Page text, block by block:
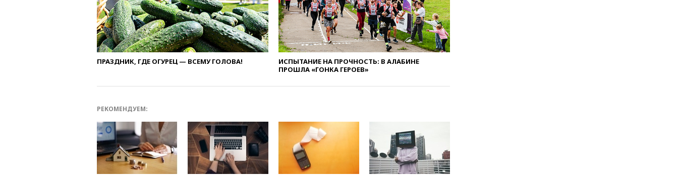
вчера, 20:35ПВО за 12 часов
сбила 200 украинских
беспилотников
вчера, 20:20Третий комплект
золотых медалей выиграли на
вчера, 20:15
снова отключилось
электричество
вчера, 20:00
Зеленский связал
дефицит ракет с попыткой
Запада принудить Киев к
ПРАЗДНИК, ГДЕ ОГУРЕЦ — ВСЕМУ ГОЛОВА!
ИСПЫТАНИЕ НА ПРОЧНОСТЬ: В АЛАБИНЕ
ПРОШЛА «ГОНКА ГЕРОЕВ»
РЕКОМЕНДУЕМ: